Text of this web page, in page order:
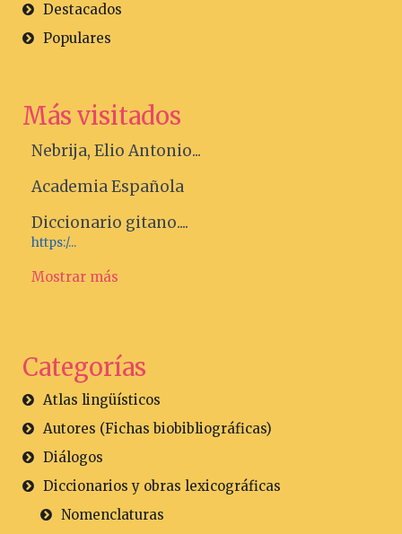
Destacados
Populares
Más visitados
Nebrija, Elio Antonio...
Academia Española
Diccionario gitano....
https:/...
Mostrar más
Categorías
Atlas lingüísticos
Autores (Fichas biobibliográficas)
Diálogos
Diccionarios y obras lexicográficas
Nomenclaturas